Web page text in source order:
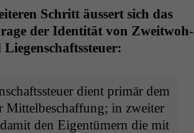
Schritt äussert sich das
der Iden­tität von Zweit­woh­
dient primär dem
Mit­telbeschaf­fung; in zweit­er
den Eigen­tümern die mit